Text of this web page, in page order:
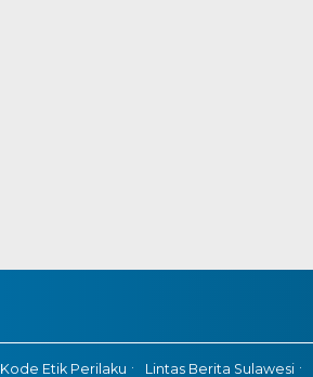
Kode Etik Perilaku Lintas Berita Sulawesi